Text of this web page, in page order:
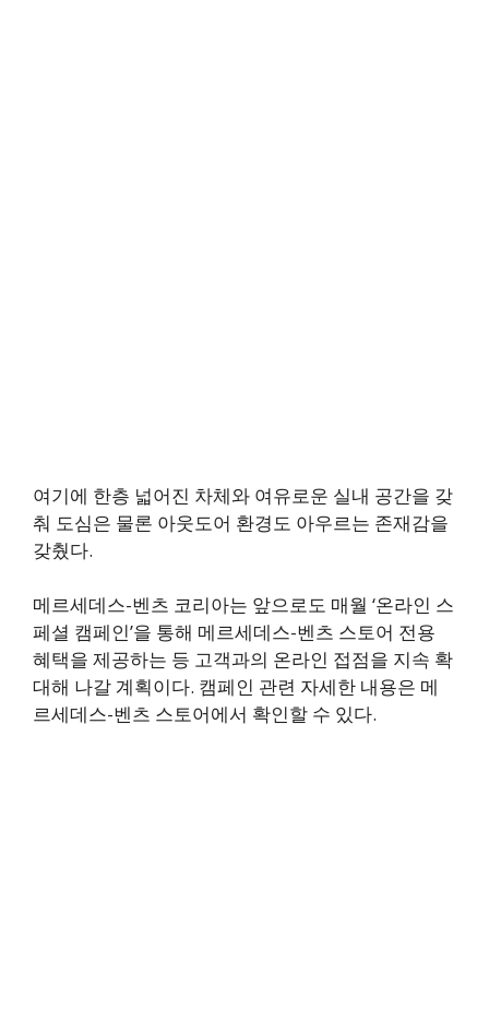
여기에 한층 넓어진 차체와 여유로운 실내 공간을 갖
춰 도심은 물론 아웃도어 환경도 아우르는 존재감을
갖췄다.
메르세데스-벤츠 코리아는 앞으로도 매월 ‘온라인 스
페셜 캠페인’을 통해 메르세데스-벤츠 스토어 전용
혜택을 제공하는 등 고객과의 온라인 접점을 지속 확
대해 나갈 계획이다. 캠페인 관련 자세한 내용은 메
르세데스-벤츠 스토어에서 확인할 수 있다.